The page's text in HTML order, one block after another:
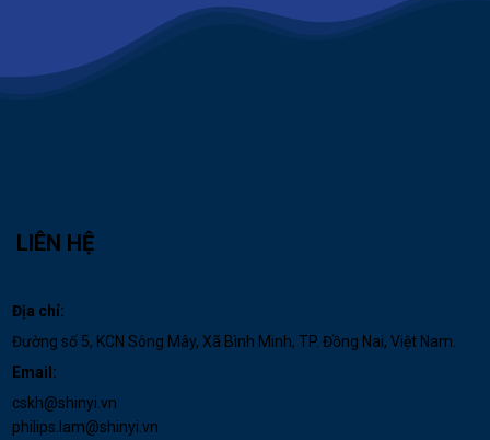
LIÊN HỆ
Địa chỉ:
Đường số 5, KCN Sông Mây, Xã Bình Minh, TP. Đồng Nai, Việt Nam.
Email:
cskh@shinyi.vn
philips.lam@shinyi.vn